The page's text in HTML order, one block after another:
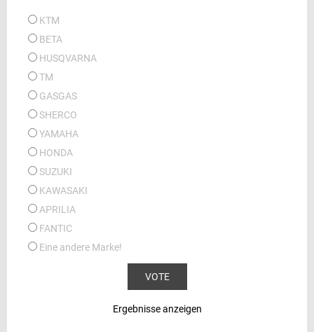
KTM
BETA
HUSQVARNA
TM
GASGAS
SHERCO
YAMAHA
HONDA
SUZUKI
KAWASAKI
APRILIA
FANTIC
Eine andere Marke!
Ergebnisse anzeigen